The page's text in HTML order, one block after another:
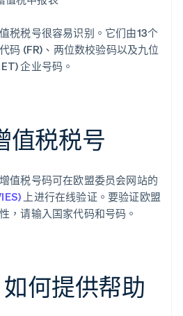
税税号很容易识别。它们由13个
码 (FR)、两位数校验码以及九位
企业号码。
值税税号
值税号码可在欧盟委员会网站的
上进行在线验证。要验证欧盟
，请输入国家代码和号码。
何提供帮助